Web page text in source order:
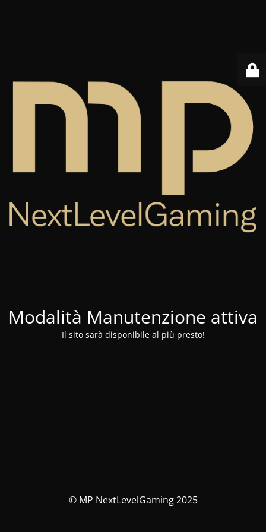
Modalità Manutenzione attiva
Il sito sarà disponibile al più presto!
© MP NextLevelGaming 2025